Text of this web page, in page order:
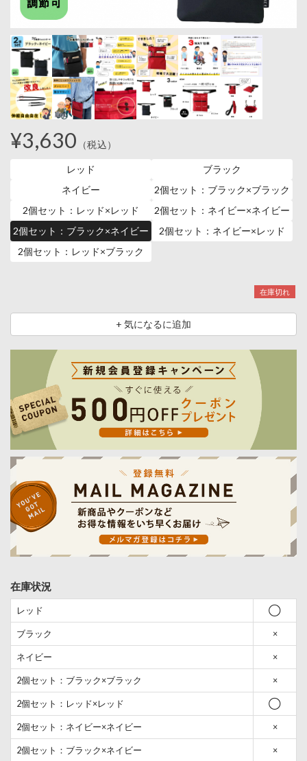
¥3,630 （税込）
レッド
ブラック
ネイビー
2個セット：ブラック×ブラック
2個セット：レッド×レッド
2個セット：ネイビー×ネイビー
2個セット：ブラック×ネイビー
2個セット：ネイビー×レッド
2個セット：レッド×ブラック
在庫切れ
+ 気になるに追加
在庫状況
レッド ◯
ブラック ×
ネイビー ×
2個セット：ブラック×ブラック ×
2個セット：レッド×レッド ◯
2個セット：ネイビー×ネイビー ×
2個セット：ブラック×ネイビー ×